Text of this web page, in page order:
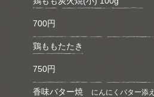
700円
鶏ももたたき
750円
香味バター焼 にんにくバター添え